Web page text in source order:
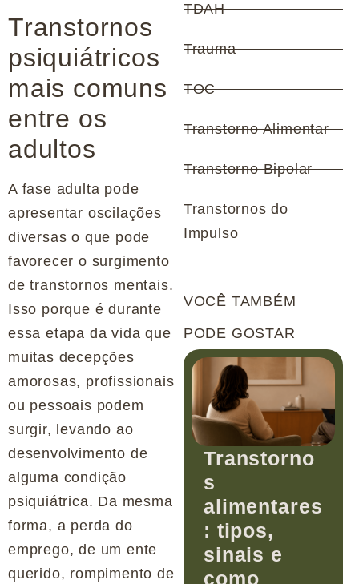
Transtornos
psiquiátricos
mais comuns
entre os
adultos
A fase adulta pode
apresentar oscilações
diversas o que pode
favorecer o surgimento
de transtornos mentais.
Isso porque é durante
essa etapa da vida que
muitas decepções
amorosas, profissionais
ou pessoais podem
surgir, levando ao
desenvolvimento de
alguma condição
psiquiátrica. Da mesma
forma, a perda do
emprego, de um ente
querido, rompimento de
TDAH
Trauma
TOC
Transtorno Alimentar
Transtorno Bipolar
Transtornos do
Impulso
VOCÊ TAMBÉM
PODE GOSTAR
Transtorno
s
alimentares
: tipos,
sinais e
como